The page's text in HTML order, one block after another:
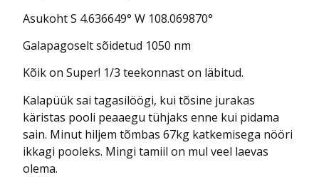
Asukoht S 4.636649° W 108.069870°
Galapagoselt sõidetud 1050 nm
Kõik on Super! 1/3 teekonnast on läbitud.
Kalapüük sai tagasilöögi, kui tõsine jurakas
käristas pooli peaaegu tühjaks enne kui pidama
sain. Minut hiljem tõmbas 67kg katkemisega nööri
ikkagi pooleks. Mingi tamiil on mul veel laevas
olema.